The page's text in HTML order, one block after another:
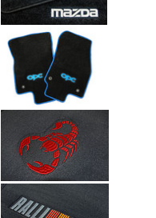
Автоковрики с вышивкой
Введите размеры вышивки
Размер (см)
Кол-во